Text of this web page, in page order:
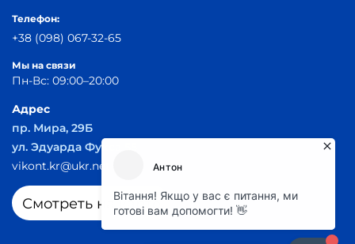
Телефон:
+38 (098) 067-32-65
Мы на связи
Пн-Вс: 09:00–20:00
Адрес
пр. Мира, 29Б
ул. Эдуарда Фукса 55
vikont.kr@ukr.net
Смотреть на карте